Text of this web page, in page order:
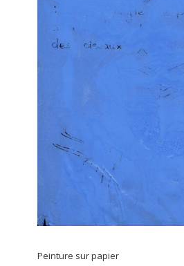
Peinture sur papier